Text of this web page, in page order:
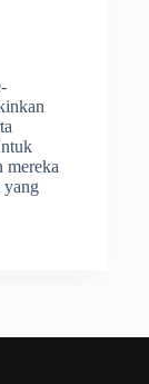
mereka
yang